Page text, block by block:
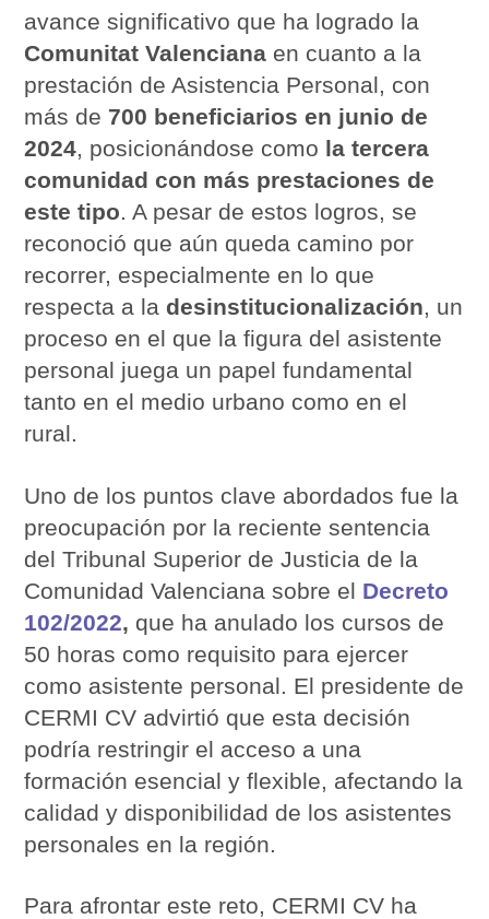
avance significativo que ha logrado la
Comunitat Valenciana en cuanto a la
prestación de Asistencia Personal, con
más de 700 beneficiarios en junio de
2024, posicionándose como la tercera
comunidad con más prestaciones de
este tipo. A pesar de estos logros, se
reconoció que aún queda camino por
recorrer, especialmente en lo que
respecta a la desinstitucionalización, un
proceso en el que la figura del asistente
personal juega un papel fundamental
tanto en el medio urbano como en el
rural.
Uno de los puntos clave abordados fue la
preocupación por la reciente sentencia
del Tribunal Superior de Justicia de la
Comunidad Valenciana sobre el Decreto
102/2022, que ha anulado los cursos de
50 horas como requisito para ejercer
como asistente personal. El presidente de
CERMI CV advirtió que esta decisión
podría restringir el acceso a una
formación esencial y flexible, afectando la
calidad y disponibilidad de los asistentes
personales en la región.
Para afrontar este reto, CERMI CV ha